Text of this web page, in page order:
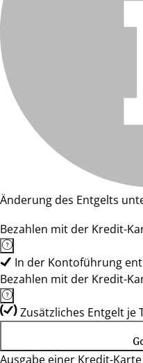
Änderung des Entgelts
Bezahlen mit der Kredit-
In der Kontoführung
Bezahlen mit der Kredit-
Zusätzliches Entgelt je
Ausgabe einer Kredit-Karte